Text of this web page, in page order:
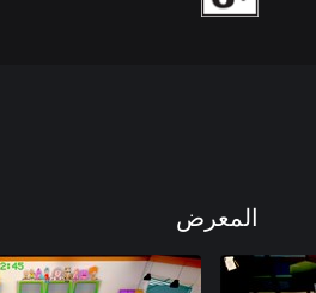
المعرض